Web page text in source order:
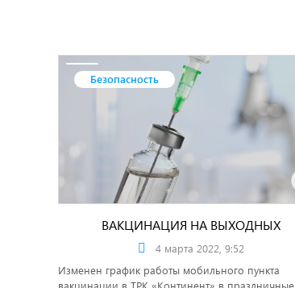
Безопасность
ВАКЦИНАЦИЯ НА ВЫХОДНЫХ
4 марта 2022, 9:52
Изменен график работы мобильного пункта
вакцинации в ТРК «Континент» в праздничные